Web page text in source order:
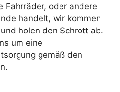
Fahrräder, oder andere
handelt, wir kommen
holen den Schrott ab.
um eine
gemäß den